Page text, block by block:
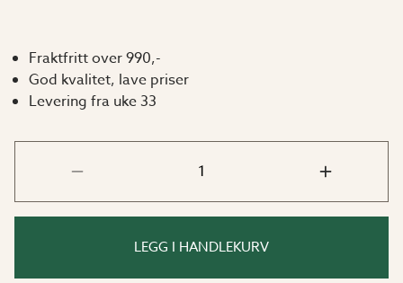
Fraktfritt over 990,-
God kvalitet, lave priser
Levering fra uke 33
LEGG I HANDLEKURV